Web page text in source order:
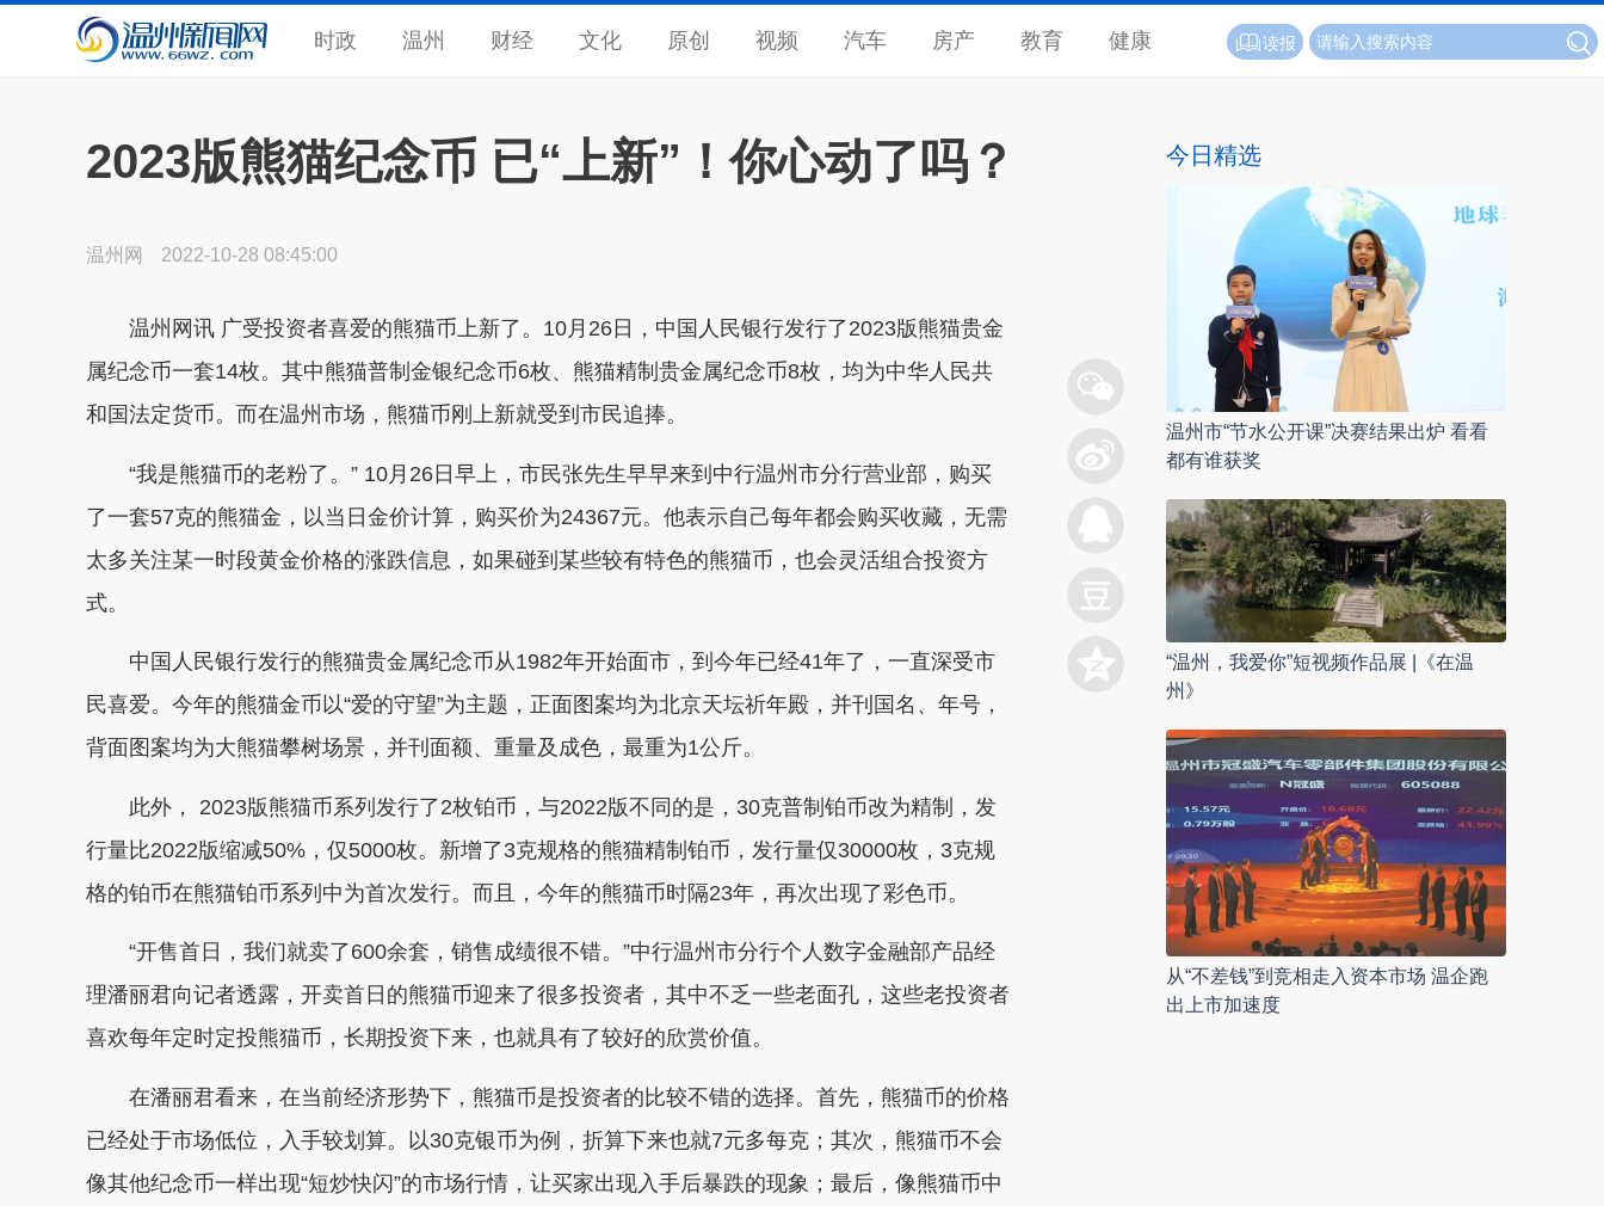
时政 温州 财经 文化 原创 视频 汽车 房产 教育 健康 读报
2023版熊猫纪念币 已“上新”！你心动了吗？
温州网 2022-10-28 08:45:00
温州网讯 广受投资者喜爱的熊猫币上新了。10月26日，中国人民银行发行了2023版熊猫贵金
属纪念币一套14枚。其中熊猫普制金银纪念币6枚、熊猫精制贵金属纪念币8枚，均为中华人民共
和国法定货币。而在温州市场，熊猫币刚上新就受到市民追捧。
“我是熊猫币的老粉了。” 10月26日早上，市民张先生早早来到中行温州市分行营业部，购买
了一套57克的熊猫金，以当日金价计算，购买价为24367元。他表示自己每年都会购买收藏，无需
太多关注某一时段黄金价格的涨跌信息，如果碰到某些较有特色的熊猫币，也会灵活组合投资方
式。
中国人民银行发行的熊猫贵金属纪念币从1982年开始面市，到今年已经41年了，一直深受市
民喜爱。今年的熊猫金币以“爱的守望”为主题，正面图案均为北京天坛祈年殿，并刊国名、年号，
背面图案均为大熊猫攀树场景，并刊面额、重量及成色，最重为1公斤。
此外， 2023版熊猫币系列发行了2枚铂币，与2022版不同的是，30克普制铂币改为精制，发
行量比2022版缩减50%，仅5000枚。新增了3克规格的熊猫精制铂币，发行量仅30000枚，3克规
格的铂币在熊猫铂币系列中为首次发行。而且，今年的熊猫币时隔23年，再次出现了彩色币。
“开售首日，我们就卖了600余套，销售成绩很不错。”中行温州市分行个人数字金融部产品经
理潘丽君向记者透露，开卖首日的熊猫币迎来了很多投资者，其中不乏一些老面孔，这些老投资者
喜欢每年定时定投熊猫币，长期投资下来，也就具有了较好的欣赏价值。
在潘丽君看来，在当前经济形势下，熊猫币是投资者的比较不错的选择。首先，熊猫币的价格
已经处于市场低位，入手较划算。以30克银币为例，折算下来也就7元多每克；其次，熊猫币不会
像其他纪念币一样出现“短炒快闪”的市场行情，让买家出现入手后暴跌的现象；最后，像熊猫币中
今日精选
温州市“节水公开课”决赛结果出炉 看看
都有谁获奖
“温州，我爱你”短视频作品展 |《在温
州》
从“不差钱”到竞相走入资本市场 温企跑
出上市加速度